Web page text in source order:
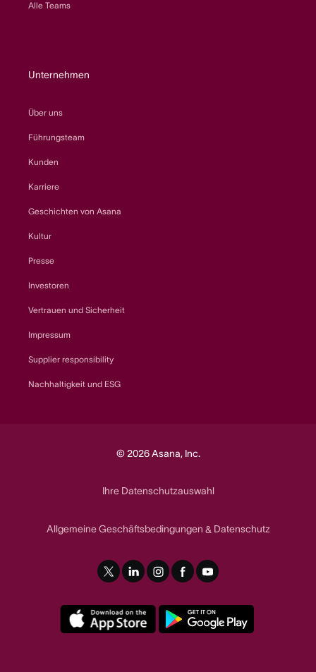
Alle Teams
Unternehmen
Über uns
Führungsteam
Kunden
Karriere
Geschichten von Asana
Kultur
Presse
Investoren
Vertrauen und Sicherheit
Impressum
Supplier responsibility
Nachhaltigkeit und ESG
© 2026 Asana, Inc.
Ihre Datenschutzauswahl
Allgemeine Geschäftsbedingungen & Datenschutz